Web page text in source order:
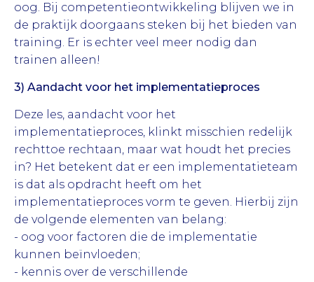
oog. Bij competentieontwikkeling blijven we in
de praktijk doorgaans steken bij het bieden van
training. Er is echter veel meer nodig dan
trainen alleen!
3) Aandacht voor het implementatieproces
Deze les, aandacht voor het
implementatieproces, klinkt misschien redelijk
rechttoe rechtaan, maar wat houdt het precies
in? Het betekent dat er een implementatieteam
is dat als opdracht heeft om het
implementatieproces vorm te geven. Hierbij zijn
de volgende elementen van belang:
- oog voor factoren die de implementatie
kunnen beïnvloeden;
- kennis over de verschillende